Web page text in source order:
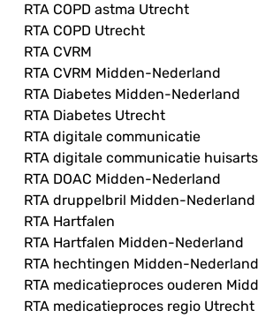
RTA COPD astma Utrecht
RTA COPD Utrecht
RTA CVRM
RTA CVRM Midden-Nederland
RTA Diabetes Midden-Nederland
RTA Diabetes Utrecht
RTA digitale communicatie
RTA digitale communicatie
RTA DOAC Midden-Nederland
RTA druppelbril Midden-Nederland
RTA Hartfalen
RTA Hartfalen Midden-Nederland
RTA hechtingen Midden-Nederland
RTA medicatieproces ouderen
RTA medicatieproces regio Utrecht